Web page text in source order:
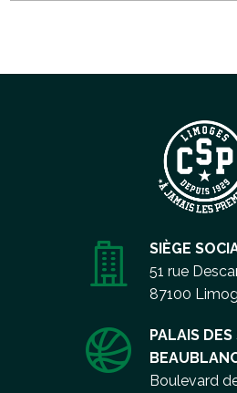
SIÈGE
51 rue
87100
PALAIS
Boulevard